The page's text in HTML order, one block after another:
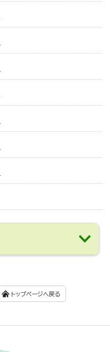
トップページへ戻る